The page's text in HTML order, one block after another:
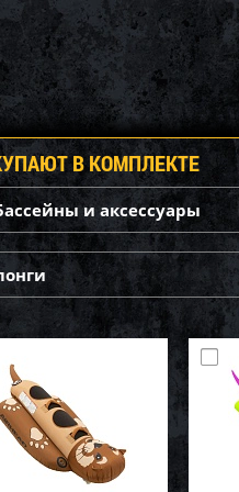
В КОМПЛЕКТЕ
и аксессуары